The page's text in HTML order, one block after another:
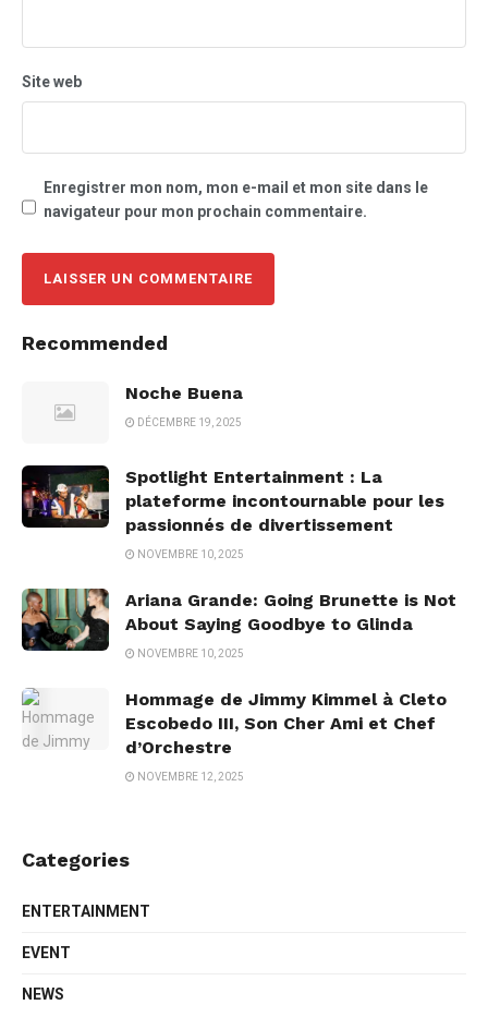
Site web
Enregistrer mon nom, mon e-mail et mon site dans le
navigateur pour mon prochain commentaire.
Recommended
Noche Buena
DÉCEMBRE 19, 2025
Spotlight Entertainment : La
plateforme incontournable pour les
passionnés de divertissement
NOVEMBRE 10, 2025
Ariana Grande: Going Brunette is Not
About Saying Goodbye to Glinda
NOVEMBRE 10, 2025
Hommage de Jimmy Kimmel à Cleto
Escobedo III, Son Cher Ami et Chef
d’Orchestre
NOVEMBRE 12, 2025
Categories
ENTERTAINMENT
EVENT
NEWS